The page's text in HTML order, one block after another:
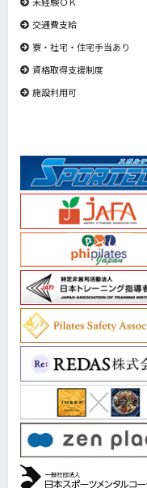
交通費支給
寮・社宅・住宅手当あり
資格取得支援制度
施設利用可